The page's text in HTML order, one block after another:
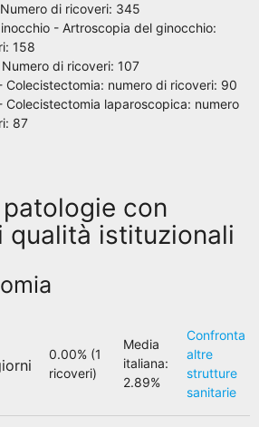
di ricoveri: 345
- Artroscopia del ginocchio:
158
di ricoveri: 107
Colecistectomia: numero di ricoveri: 90
Colecistectomia laparoscopica: numero
87
con
qualità istituzionali
0.00% (1
ricoveri)
Media
italiana:
2.89%
Confronta
altre
strutture
sanitarie